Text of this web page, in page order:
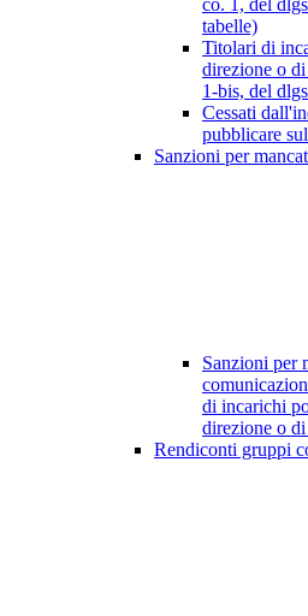
co. 1, del
tabelle)
Titolari di
direzione o
1-bis, del
Cessati
pubblicare
Sanzioni per
Sanzioni per
di incarichi
direzione o
Rendiconti gruppi